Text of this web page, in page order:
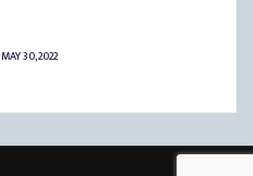
MAY 30, 2022